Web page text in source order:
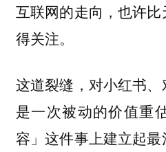
互联网的走向，也许
得关注。
这道裂缝，对小红书
是一次被动的价值重
容」这件事上建立起